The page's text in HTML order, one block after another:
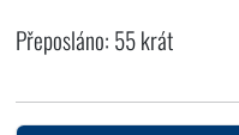
Přeposláno: 55 krát